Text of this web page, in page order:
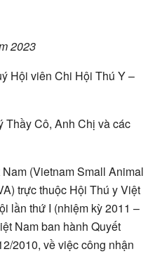
2023
Hội viên Chi Hội Thú Y –
Chị và các
(Vietnam Small Animal
trực thuộc Hội Thú y Việt
lần thứ I (nhiệm kỳ 2011 –
Nam ban hành Quyết
2010, về việc công nhận